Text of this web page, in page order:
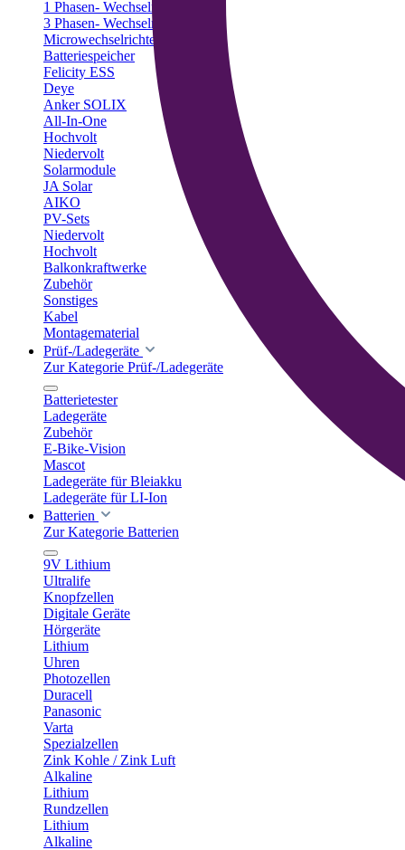
1 Phasen- Wechselrichter
3 Phasen- Wechselrichter
Microwechselrichter
Batteriespeicher
Felicity ESS
Deye
Anker SOLIX
All-In-One
Hochvolt
Niedervolt
Solarmodule
JA Solar
AIKO
PV-Sets
Niedervolt
Hochvolt
Balkonkraftwerke
Zubehör
Sonstiges
Kabel
Montagematerial
Prüf-/Ladegeräte
Zur Kategorie Prüf-/Ladegeräte
Batterietester
Ladegeräte
Zubehör
E-Bike-Vision
Mascot
Ladegeräte für Bleiakku
Ladegeräte für LI-Ion
Batterien
Zur Kategorie Batterien
9V Lithium
Ultralife
Knopfzellen
Digitale Geräte
Hörgeräte
Lithium
Uhren
Photozellen
Duracell
Panasonic
Varta
Spezialzellen
Zink Kohle / Zink Luft
Alkaline
Lithium
Rundzellen
Lithium
Alkaline